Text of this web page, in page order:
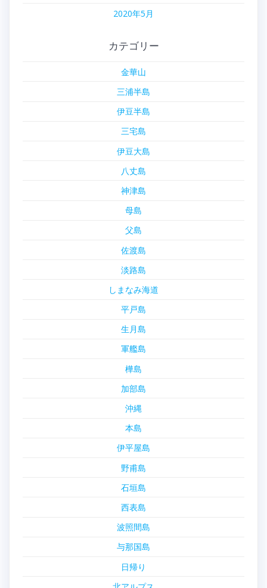
2020年5月
カテゴリー
金華山
三浦半島
伊豆半島
三宅島
伊豆大島
八丈島
神津島
母島
父島
佐渡島
淡路島
しまなみ海道
平戸島
生月島
軍艦島
樺島
加部島
沖縄
本島
伊平屋島
野甫島
石垣島
西表島
波照間島
与那国島
日帰り